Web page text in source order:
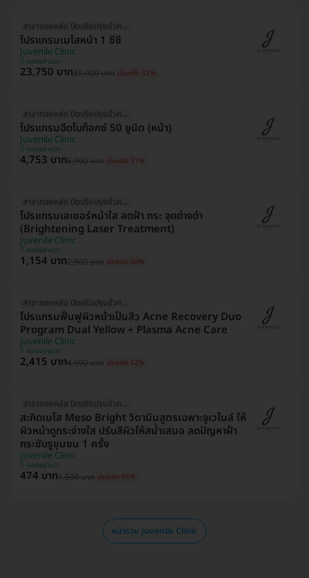
สาขาทองหล่อ ปิดปรังปรุงชั่วคราว
โปรแกรมเมโสหน้า 1 ซีซี
Juvenile Clinic
คลองสามวา
23,750 บาท35,000 บาท ประหยัด 32%
สาขาทองหล่อ ปิดปรังปรุงชั่วคราว
โปรแกรมฉีดโบท็อกซ์ 50 ยูนิต (หน้า)
Juvenile Clinic
คลองสามวา
4,753 บาท6,900 บาท ประหยัด 31%
สาขาทองหล่อ ปิดปรังปรุงชั่วคราว
โปรแกรมเลเซอร์หน้าใส ลดฝ้า กระ จุดด่างดำ
(Brightening Laser Treatment)
Juvenile Clinic
คลองสามวา
1,154 บาท2,900 บาท ประหยัด 60%
สาขาทองหล่อ ปิดปรับปรุงชั่วคราว
โปรแกรมฟื้นฟูผิวหน้าเป็นสิว Acne Recovery Duo
Program Dual Yellow + Plasma Acne Care
Juvenile Clinic
คลองสามวา
2,415 บาท4,990 บาท ประหยัด 52%
สาขาทองหล่อ ปิดปรังปรุงชั่วคราว
สะกิดเมโส Meso Bright วิตามินสูตรเฉพาะจูเวไนล์ ให้
ผิวหน้าดูกระจ่างใส ปรับสีผิวให้สม่ำเสมอ ลดปัญหาฝ้า
กระชับรูขุมขน 1 ครั้ง
Juvenile Clinic
คลองสามวา
474 บาท1,500 บาท ประหยัด 68%
หน้ารวม Juvenile Clinic